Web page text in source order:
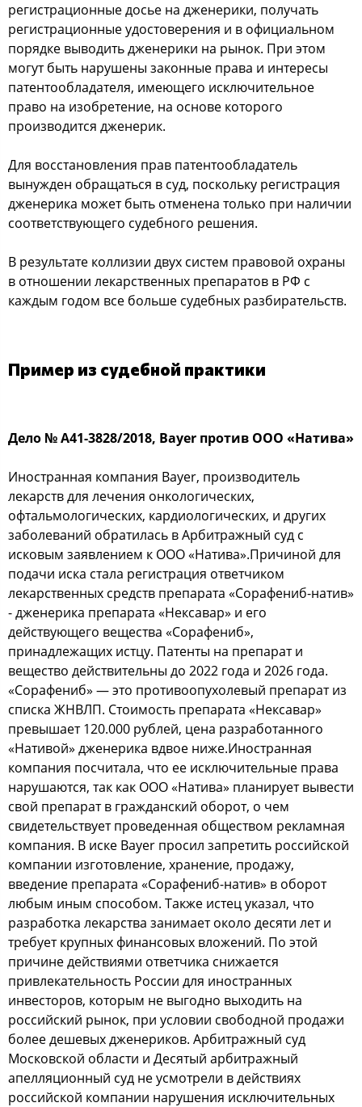
регистрационные досье на дженерики, получать
регистрационные удостоверения и в официальном
порядке выводить дженерики на рынок. При этом
могут быть нарушены законные права и интересы
патентообладателя, имеющего исключительное
право на изобретение, на основе которого
производится дженерик.
Для восстановления прав патентообладатель
вынужден обращаться в суд, поскольку регистрация
дженерика может быть отменена только при наличии
соответствующего судебного решения.
В результате коллизии двух систем правовой охраны
в отношении лекарственных препаратов в РФ с
каждым годом все больше судебных разбирательств.
Пример из судебной практики
Дело № А41-3828/2018, Bayer против ООО «Натива»
Иностранная компания Bayer, производитель
лекарств для лечения онкологических,
офтальмологических, кардиологических, и других
заболеваний обратилась в Арбитражный суд с
исковым заявлением к ООО «Натива».Причиной для
подачи иска стала регистрация ответчиком
лекарственных средств препарата «Сорафениб-натив»
- дженерика препарата «Нексавар» и его
действующего вещества «Сорафениб»,
принадлежащих истцу. Патенты на препарат и
вещество действительны до 2022 года и 2026 года.
«Сорафениб» — это противоопухолевый препарат из
списка ЖНВЛП. Стоимость препарата «Нексавар»
превышает 120.000 рублей, цена разработанного
«Нативой» дженерика вдвое ниже.Иностранная
компания посчитала, что ее исключительные права
нарушаются, так как ООО «Натива» планирует вывести
свой препарат в гражданский оборот, о чем
свидетельствует проведенная обществом рекламная
компания. В иске Bayer просил запретить российской
компании изготовление, хранение, продажу,
введение препарата «Сорафениб-натив» в оборот
любым иным способом. Также истец указал, что
разработка лекарства занимает около десяти лет и
требует крупных финансовых вложений. По этой
причине действиями ответчика снижается
привлекательность России для иностранных
инвесторов, которым не выгодно выходить на
российский рынок, при условии свободной продажи
более дешевых дженериков. Арбитражный суд
Московской области и Десятый арбитражный
апелляционный суд не усмотрели в действиях
российской компании нарушения исключительных